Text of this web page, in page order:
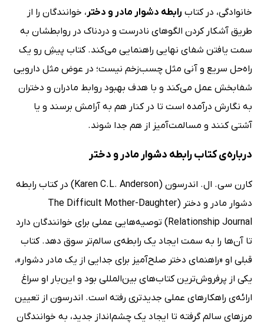
خانوادگی، در کتاب رابطه‌ دشوار مادر و دختر، خوانندگان را از
طریق آشکار کردن الگوهای نادرست و دردناک در روابطشان به
سمت یافتن شفای نهایی راهنمایی می‌کند. کتاب پیشِ رو یک
راه‌حل سریع و آنی مثل چسب‌زخم نیست؛ در عوض مثل دارویی
شفابخش عمل می‌کند و با هدف بهبود روابط مادران و دختران
به نگارش درآمده است تا در کنار هم به آرامش برسند و یا
آشتی کنند و مسالمت‌آمیز از هم جدا شوند.
درباره‌ی کتاب رابطه دشوار مادر و دختر
کارن سی. ال. اندرسون (Karen C.L. Anderson) در کتاب رابطه
دشوار مادر و دختر (The Difficult Mother-Daughter
Relationship Journal) توصیه‌هایی عملی برای خوانندگان دارد
تا آن‌ها را به سمت ایجاد یک رابطه‌ی سالم‌تر سوق دهد. کتاب
قبلی او «راهنمای دختر صلح‌آمیز برای جدایی از یک مادر دشوار»،
یکی از پرفروش‌ترین کتاب‌های بین‌المللی بود و این‌بار او سراغ
ارائه‌ی راهکارهای عملی جدیدتری رفته است. اندرسون از تعیین
مرزهای سالم گرفته تا ایجاد یک چشم‌انداز جدید، به خوانندگان